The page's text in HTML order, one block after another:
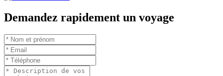
Demandez rapidement un voyage